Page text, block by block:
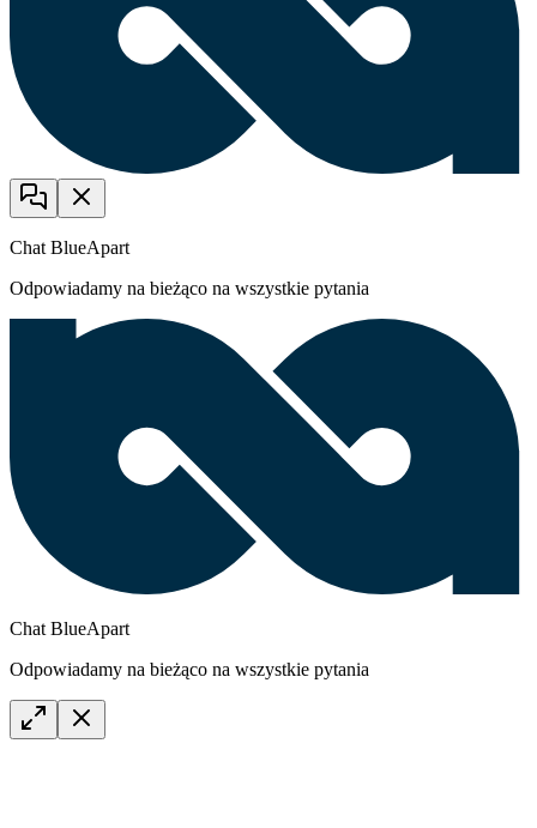
Chat BlueApart
Odpowiadamy na bieżąco na wszystkie pytania
Chat BlueApart
Odpowiadamy na bieżąco na wszystkie pytania